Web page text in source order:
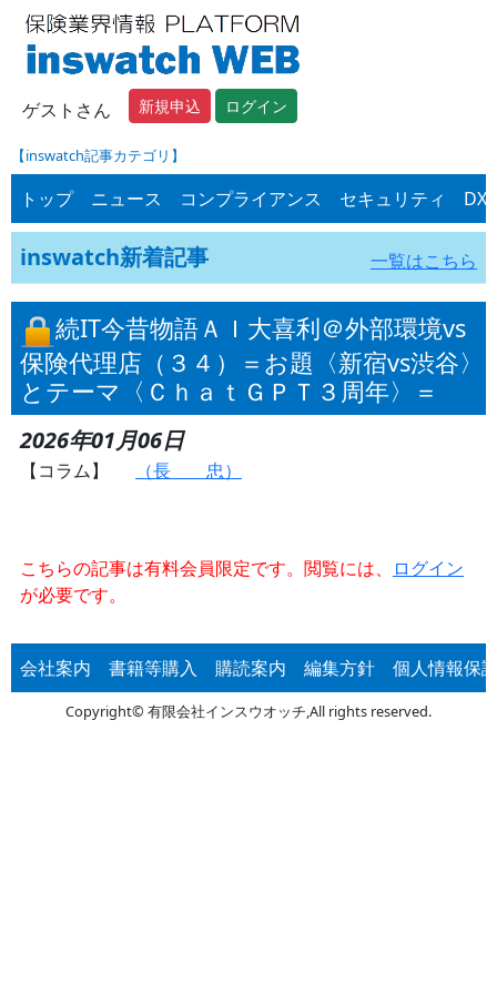
ゲストさん 新規申込 ログイン
【inswatch記事カテゴリ】
トップ ニュース コンプライアンス セキュリティ DX
inswatch新着記事 一覧はこちら
続IT今昔物語ＡＩ大喜利＠外部環境vs
保険代理店（３４）＝お題〈新宿vs渋谷〉
とテーマ〈ＣｈａｔＧＰＴ３周年〉＝
2026年01月06日
【コラム】 （長 忠）
こちらの記事は有料会員限定です。閲覧には、
ログイン
が必要です。
会社案内 書籍等購入 購読案内 編集方針 個人情報保
Copyright© 有限会社インスウオッチ,All rights reserved.